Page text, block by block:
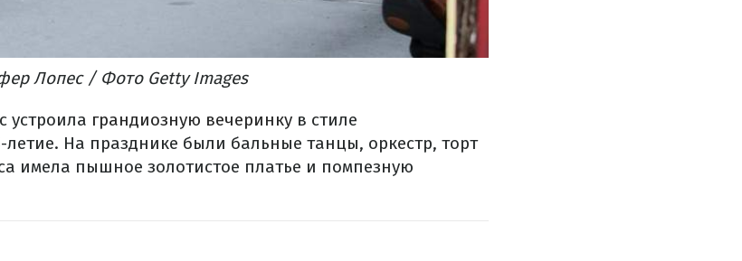
Лопес / Фото Getty Images
устроила грандиозную вечеринку в стиле
На празднике были бальные танцы, оркестр, торт
имела пышное золотистое платье и помпезную